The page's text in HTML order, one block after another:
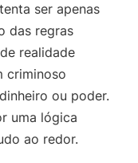
ser apenas
das regras
realidade
criminoso
ou poder.
uma lógica
ao redor.